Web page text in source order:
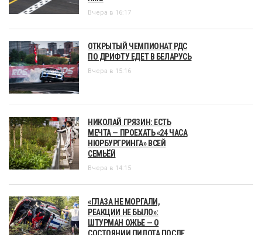
Вчера в 16:17
ОТКРЫТЫЙ ЧЕМПИОНАТ РДС
ПО ДРИФТУ ЕДЕТ В БЕЛАРУСЬ
Вчера в 15:16
НИКОЛАЙ ГРЯЗИН: ЕСТЬ
МЕЧТА — ПРОЕХАТЬ «24 ЧАСА
НЮРБУРГРИНГА» ВСЕЙ
СЕМЬЁЙ
Вчера в 14:15
«ГЛАЗА НЕ МОРГАЛИ,
РЕАКЦИИ НЕ БЫЛО»:
ШТУРМАН ОЖЬЕ — О